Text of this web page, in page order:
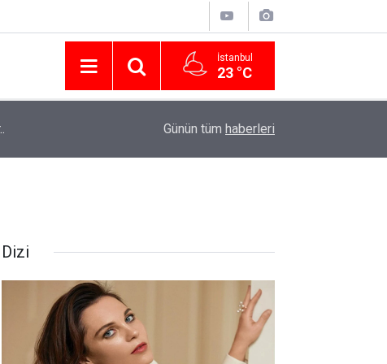
İstanbul
23 °C
Günün tüm haberleri
Dizi